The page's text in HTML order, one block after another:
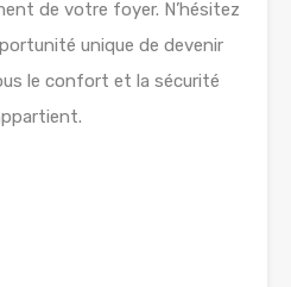
de votre foyer. N’hésitez
unique de devenir
le confort et la sécurité